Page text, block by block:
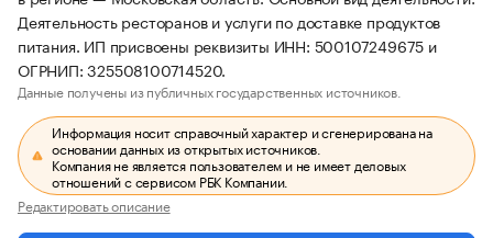
Деятельность ресторанов и услуги по доставке продуктов
питания. ИП присвоены реквизиты ИНН: 500107249675 и
ОГРНИП: 325508100714520.
Данные получены из публичных государственных источников.
Информация носит справочный характер и сгенерирована на
основании данных из открытых источников.
Компания не является пользователем и не имеет деловых
отношений с сервисом РБК Компании.
Редактировать описание